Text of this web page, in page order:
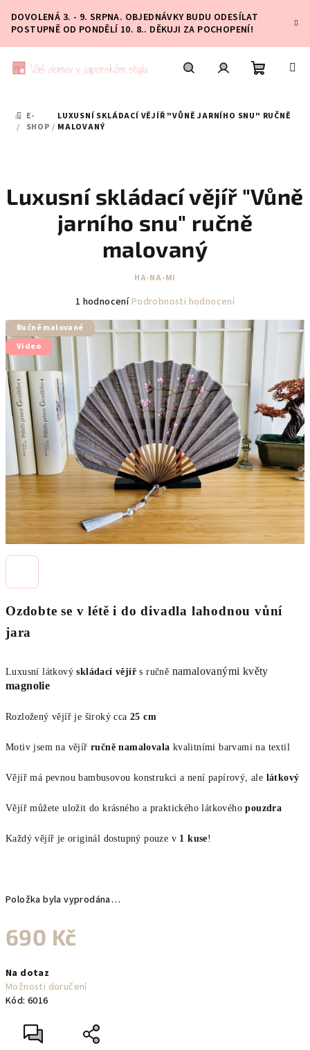
obsah
DOVOLENÁ 3. - 9. SRPNA. OBJEDNÁVKY BUDU ODESÍLAT
POSTUPNĚ OD PONDĚLÍ 10. 8.. DĚKUJI ZA POCHOPENÍ!
DOMŮ
/
E-
SHOP /
LUXUSNÍ SKLÁDACÍ VĚJÍŘ "VŮNĚ JARNÍHO SNU" RUČNĚ
MALOVANÝ
Ozdobte se v létě i do divadla lahodnou vůní
jara
Luxusní látkovýskládací vějíř s ručně namalovanými květy
magnolie
Rozložený vějíř je široký cca 25 cm
Motiv jsem na vějíř ručně namalovala kvalitními barvami na textil
Vějíř má pevnou bambusovou konstrukci a není papírový, ale látkový
Vějíř můžete uložit do krásného a praktického látkovéhopouzdra
Každý vějíř je originál dostupný pouze v 1 kuse!
Položka byla vyprodána…
690 Kč
cena:
Na dotaz
Možnosti doručení
Kód: 6016
Luxusní skládací vějíř "Vůně
jarního snu" ručně
malovaný
HA-NA-MI
Průměrné
produktu
je
5,0
z
5
hvězdiček.
1 hodnoceníPodrobnosti hodnocení
Ručně malované
Video